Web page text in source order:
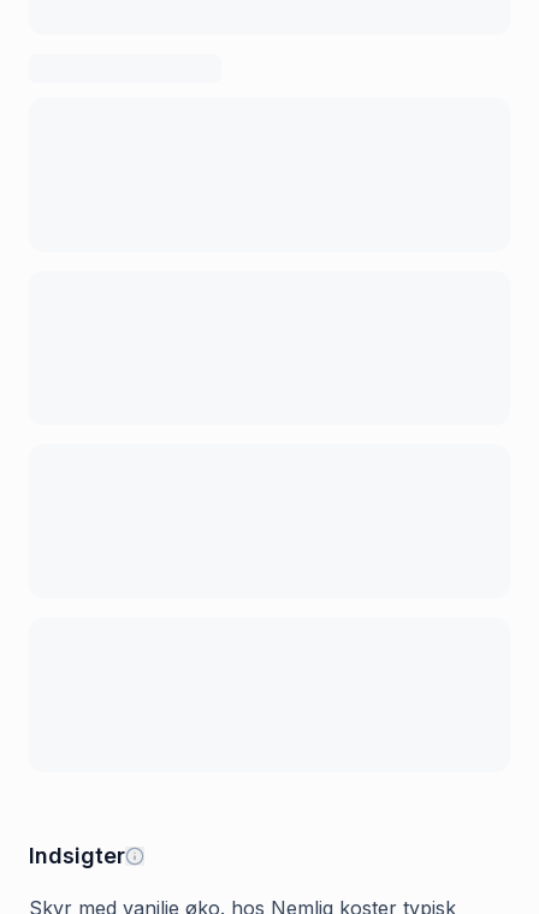
Indsigter
Skyr med vanilje øko. hos Nemlig koster typisk